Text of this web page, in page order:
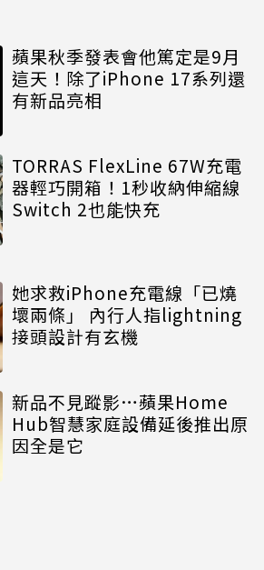
蘋果秋季發表會他篤定是9月
這天！除了iPhone 17系列還
有新品亮相
TORRAS FlexLine 67W充電
器輕巧開箱！1秒收納伸縮線
Switch 2也能快充
她求救iPhone充電線「已燒
壞兩條」 內行人指lightning
接頭設計有玄機
新品不見蹤影…蘋果Home
Hub智慧家庭設備延後推出原
因全是它